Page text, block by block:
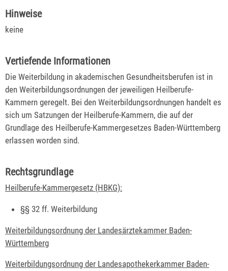
Hinweise
keine
Vertiefende Informationen
Die Weiterbildung in akademischen Gesundheitsberufen ist in
den Weiterbildungsordnungen der jeweiligen Heilberufe-
Kammern geregelt. Bei den Weiterbildungsordnungen handelt es
sich um Satzungen der Heilberufe-Kammern, die auf der
Grundlage des Heilberufe-Kammergesetzes Baden-Württemberg
erlassen worden sind.
Rechtsgrundlage
Heilberufe-Kammergesetz (HBKG):
§§ 32 ff. Weiterbildung
Weiterbildungsordnung der Landesärztekammer Baden-
Württemberg
Weiterbildungsordnung der Landesapothekerkammer Baden-